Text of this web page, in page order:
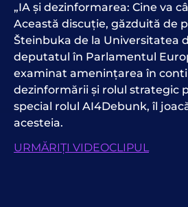
„IA și dezinformarea: Cine va
Această discuție, găzduită de
Šteinbuka de la Universitatea
deputatul în Parlamentul
examinat amenințarea în
dezinformării și rolul strategic
special rolul AI4Debunk, îl
acesteia.
URMĂRIȚI VIDEOCLIPUL